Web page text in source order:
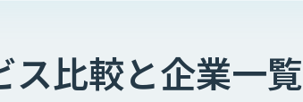
ス比較と企業一覧